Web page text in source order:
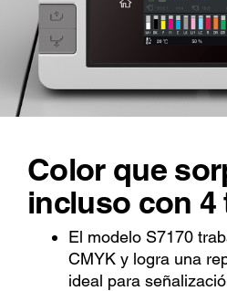
Color que
incluso con 4
El modelo S7170
CMYK y logra una
ideal para